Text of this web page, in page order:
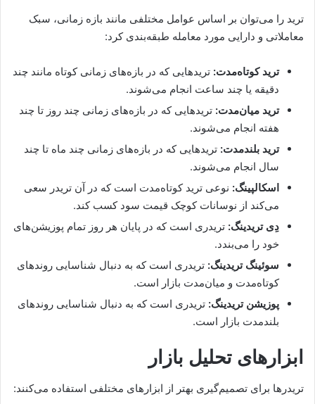
ترید را می‌توان بر اساس عوامل مختلفی مانند بازه زمانی، سبک
معاملاتی و دارایی مورد معامله طبقه‌بندی کرد:
ترید کوتاه‌مدت: تریدهایی که در بازه‌های زمانی کوتاه مانند چند
دقیقه یا چند ساعت انجام می‌شوند.
ترید میان‌مدت: تریدهایی که در بازه‌های زمانی چند روز تا چند
هفته انجام می‌شوند.
ترید بلندمدت: تریدهایی که در بازه‌های زمانی چند ماه تا چند
سال انجام می‌شوند.
اسکالپینگ: نوعی ترید کوتاه‌مدت است که در آن تریدر سعی
می‌کند از نوسانات کوچک قیمت سود کسب کند.
دِی تریدینگ: تریدری است که در پایان هر روز تمام پوزیشن‌های
خود را می‌بندد.
سوئینگ تریدینگ: تریدری است که به دنبال شناسایی روندهای
کوتاه‌مدت و میان‌مدت بازار است.
پوزیشن تریدینگ: تریدری است که به دنبال شناسایی روندهای
بلندمدت بازار است.
ابزارهای تحلیل بازار
تریدرها برای تصمیم‌گیری بهتر از ابزارهای مختلفی استفاده می‌کنند: